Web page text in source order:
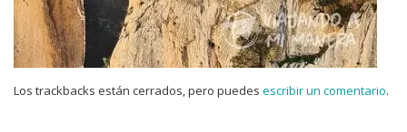
Los trackbacks están cerrados, pero puedes escribir un comentario.